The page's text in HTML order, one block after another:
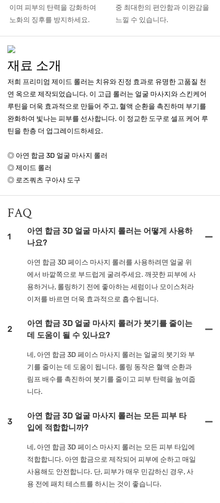
이며 피부의 탄력을 강화하여
노화의 징후를 방지하세요.
중 최대한의 편안함과 이완감을
느낄 수 있습니다.
재료 소개
저희 프리미엄 제이드 롤러는 치유와 진정 효과로 유명한 고품질 천
연 옥으로 제작되었습니다. 이 고급 롤러는 얼굴 마사지와 스킨케어
루틴을 더욱 효과적으로 만들어 주고, 혈액 순환을 촉진하며 부기를
완화하여 빛나는 피부를 선사합니다. 이 정교한 도구로 셀프 케어 루
틴을 한층 더 업그레이드하세요.
◎ 아연 합금 3D 얼굴 마사지 롤러
◎ 제이드 롤러
◎ 로즈쿼츠 구아샤 도구
FAQ
1
아연 합금 3D 얼굴 마사지 롤러는 어떻게 사용하
나요?
아연 합금 3D 페이스 마사지 롤러를 사용하려면 얼굴 위
에서 바깥쪽으로 부드럽게 굴려주세요. 깨끗한 피부에 사
용하거나, 롤링하기 전에 좋아하는 세럼이나 모이스처라
이저를 바르면 더욱 효과적으로 흡수됩니다.
2
아연 합금 3D 얼굴 마사지 롤러가 붓기를 줄이는
데 도움이 될 수 있나요?
네, 아연 합금 3D 페이스 마사지 롤러는 얼굴의 붓기와 부
기를 줄이는 데 도움이 됩니다. 롤링 동작은 혈액 순환과
림프 배수를 촉진하여 붓기를 줄이고 피부 탄력을 높여줍
니다.
3
아연 합금 3D 얼굴 마사지 롤러는 모든 피부 타
입에 적합합니까?
네, 아연 합금 3D 페이스 마사지 롤러는 모든 피부 타입에
적합합니다. 아연 합금으로 제작되어 피부에 순하고 매일
사용해도 안전합니다. 단, 피부가 매우 민감하신 경우, 사
용 전에 패치 테스트를 하시는 것이 좋습니다.